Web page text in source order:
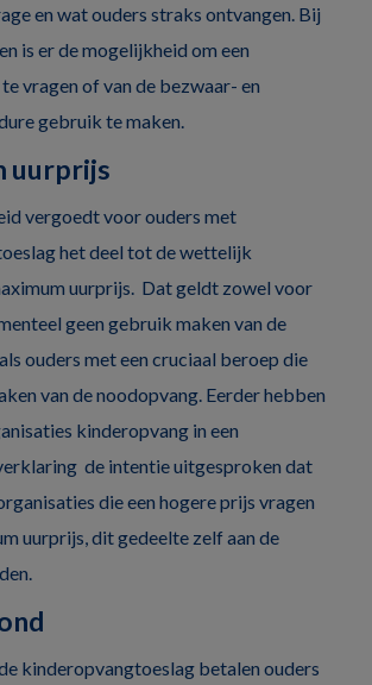
en wat ouders straks ontvangen. Bij
is er de mogelijkheid om een
vragen of van de bezwaar- en
gebruik te maken.
uurprijs
vergoedt voor ouders met
het deel tot de wettelijk
uurprijs. Dat geldt zowel voor
geen gebruik maken van de
ouders met een cruciaal beroep die
van de noodopvang. Eerder hebben
kinderopvang in een
de intentie uitgesproken dat
die een hogere prijs vragen
uurprijs, dit gedeelte zelf aan de
kinderopvangtoeslag betalen ouders